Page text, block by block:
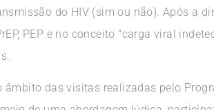
do HIV (sim ou não). Após a
PEP e no conceito “carga viral
das visitas realizadas pelo